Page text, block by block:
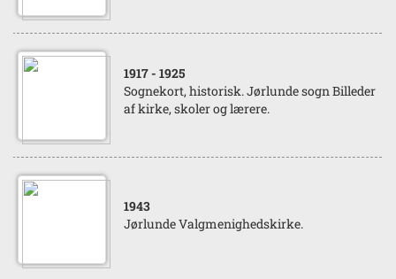
1917 - 1925
Sognekort, historisk. Jørlunde sogn Billeder
af kirke, skoler og lærere.
1943
Jørlunde Valgmenighedskirke.